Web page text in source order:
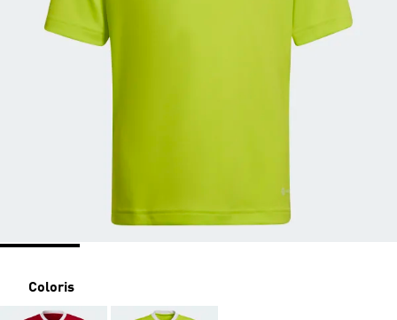
Coloris